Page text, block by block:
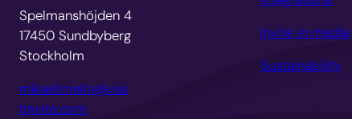
Spelmanshöjden 4
17450 Sundbyberg
Stockholm
mikael.melin@visi
tinvite.com
Invite in media
Sustainability